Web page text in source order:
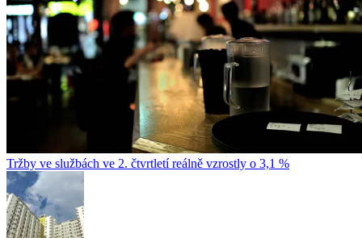
Tržby ve službách ve 2. čtvrtletí reálně vzrostly o 3,1 %